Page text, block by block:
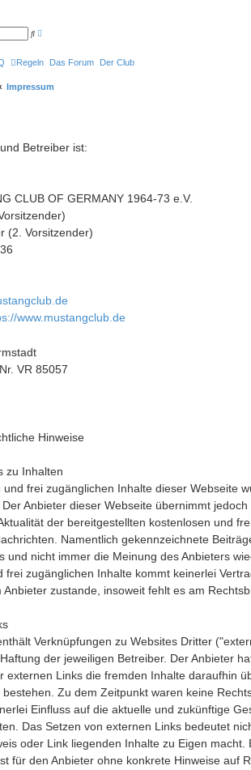
S
h
e i
e
h
Regeln Das Forum Der Club
Impressum
Betreiber ist:
CLUB OF GERMANY 1964-73 e.V.
(2. Vorsitzender)
www.mustangclub.de
VR 85057
Hinweise
zu Inhalten
und frei zugänglichen Inhalte dieser Webseite
Anbieter dieser Webseite übernimmt
der bereitgestellten kostenlosen und
Namentlich gekennzeichnete
und nicht immer die Meinung des Anbieters
frei zugänglichen Inhalte kommt keinerlei
Anbieter zustande, insoweit fehlt es am
Verknüpfungen zu Websites Dritter
der jeweiligen Betreiber. Der Anbieter
externen Links die fremden Inhalte daraufhin
Zu dem Zeitpunkt waren keine
Einfluss auf die aktuelle und zukünftige
Das Setzen von externen Links bedeutet
oder Link liegenden Inhalte zu Eigen macht.
für den Anbieter ohne konkrete Hinweise auf